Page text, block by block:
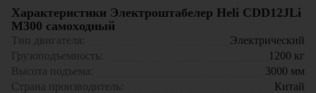
эффекта
Экологичность
нулевые выбросы и низкий
Удобство
эргономичная рукоятка
управления с ЖК-дисплеем
Характеристики Электроштабелер Heli CDD12JLi
M300 самоxодный
Тип двигателя:
Электрический
Грузоподъемность:
1200 кг
Высота подъема:
3000 мм
Страна производитель:
Китай